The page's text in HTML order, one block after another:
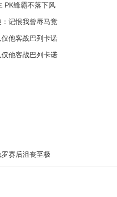
PK锋霸不落下风
记恨我曾辱马竞
他客战巴列卡诺
他客战巴列卡诺
赛后沮丧至极